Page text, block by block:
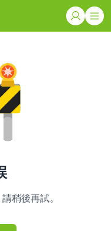
稍後再試。